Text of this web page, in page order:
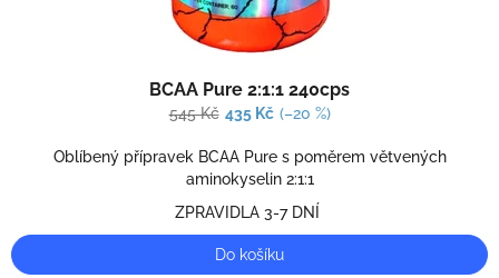
hodnocení
produktu
2,0
z
hvězdiček.
BCAA Pure 2:1:1 240cps
545 Kč 435 Kč (–20 %)
Oblíbený přípravek BCAA Pure s poměrem větvených
aminokyselin 2:1:1
ZPRAVIDLA 3-7 DNÍ
Do košíku